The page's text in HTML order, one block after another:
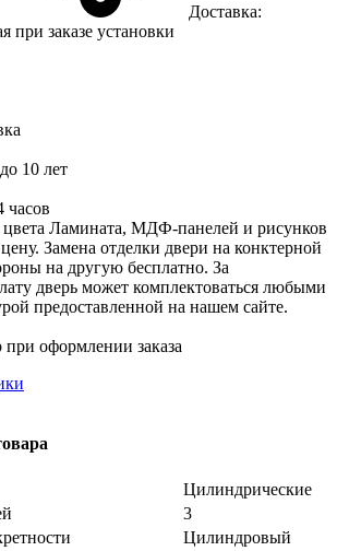
Доставка:
при заказе установки
10 лет
часов
цвета Ламината, МДФ-панелей и рисунков
Замена отделки двери на конктерной
на другую бесплатно. За
дверь может комплектоваться любыми
предоставленной на нашем сайте.
оформлении заказа
Цилиндрические
3
Цилиндровый